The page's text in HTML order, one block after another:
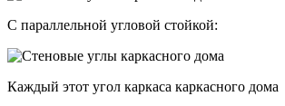
С параллельной угловой стойкой:
Каждый этот угол каркаса каркасного дома